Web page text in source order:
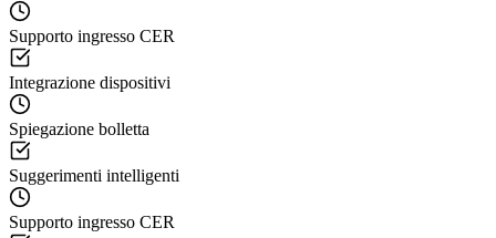
Supporto ingresso CER
Integrazione dispositivi
Spiegazione bolletta
Suggerimenti intelligenti
Supporto ingresso CER